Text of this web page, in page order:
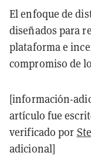
El enfoque de
diseñados para
plataforma e
compromiso de
[información-
artículo fue
verificado por
adicional]